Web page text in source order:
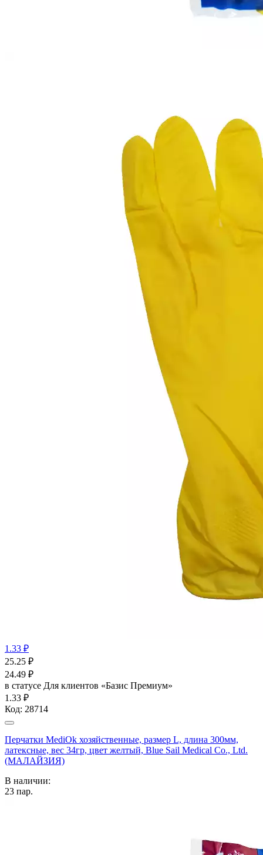
1.33 ₽
25.25 ₽
24.49 ₽
в статусе Для клиентов «Базис Премиум»
1.33 ₽
Код: 28714
Перчатки MediOk хозяйственные, размер L, длина 300мм,
латексные, вес 34гр, цвет желтый, Blue Sail Medical Co., Ltd.
(МАЛАЙЗИЯ)
В наличии:
23 пар.